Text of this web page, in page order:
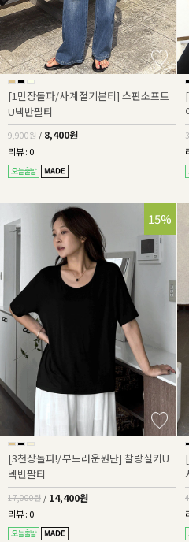
[1만장돌파/사계절기본티] 스판소프트
U넥반팔티
9,900원 / 8,400원
리뷰 : 0
15%
[3천장돌파!/부드러운원단] 찰랑실키U
넥반팔티
17,000원 / 14,400원
리뷰 : 0